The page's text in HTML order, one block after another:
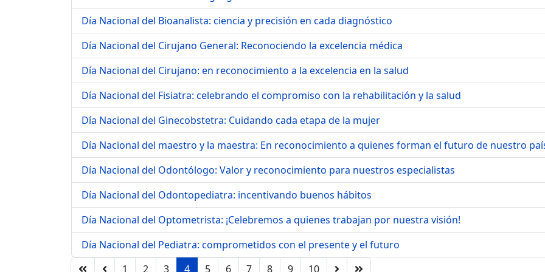
Día Nacional del Bioanalista: ciencia y precisión en cada diagnóstico
Día Nacional del Cirujano General: Reconociendo la excelencia médica
Día Nacional del Cirujano: en reconocimiento a la excelencia en la salud
Día Nacional del Fisiatra: celebrando el compromiso con la rehabilitación y la salud
Día Nacional del Ginecobstetra: Cuidando cada etapa de la mujer
Día Nacional del maestro y la maestra: En reconocimiento a quienes forman el futuro de nuestro
Día Nacional del Odontólogo: Valor y reconocimiento para nuestros especialistas
Día Nacional del Odontopediatra: incentivando buenos hábitos
Día Nacional del Optometrista: ¡Celebremos a quienes trabajan por nuestra visión!
Día Nacional del Pediatra: comprometidos con el presente y el futuro
1
2 3 4 5 6 7 8 9 10